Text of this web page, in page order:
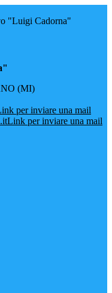
"Luigi Cadorna"
(MI)
per inviare una mail
Link per inviare una mail